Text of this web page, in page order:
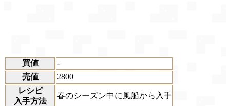
買値
-
売値
2800
レシピ
入手方法
春のシーズン中に風船から入手